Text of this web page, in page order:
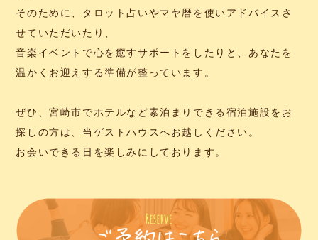
そのために、タロット占いやマヤ暦を使いアドバイスさ
せていただいたり、
音楽イベントで心を癒すサポートをしたりと、あなたを
温かくお迎えする準備が整っています。
ぜひ、宮崎市でホテルなど素泊まりできる宿泊施設をお
探しの方は、当ゲストハウスへお越しください。
お会いできる日を楽しみにしております。